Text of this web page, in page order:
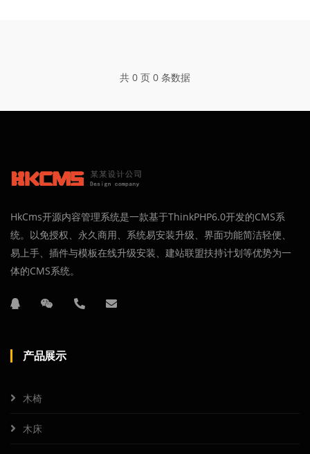
共 0 页 0 条数据
HkCms开源内容管理系统是一款基于ThinkPHP6.0开发的CMS系
统。以免授权、永久商用、系统易安装升级、界面功能简洁轻便、
易上手、插件与模板在线升级安装、建站联盟扶持计划等优势为一
体的CMS系统。
产品展示
木椅
木床